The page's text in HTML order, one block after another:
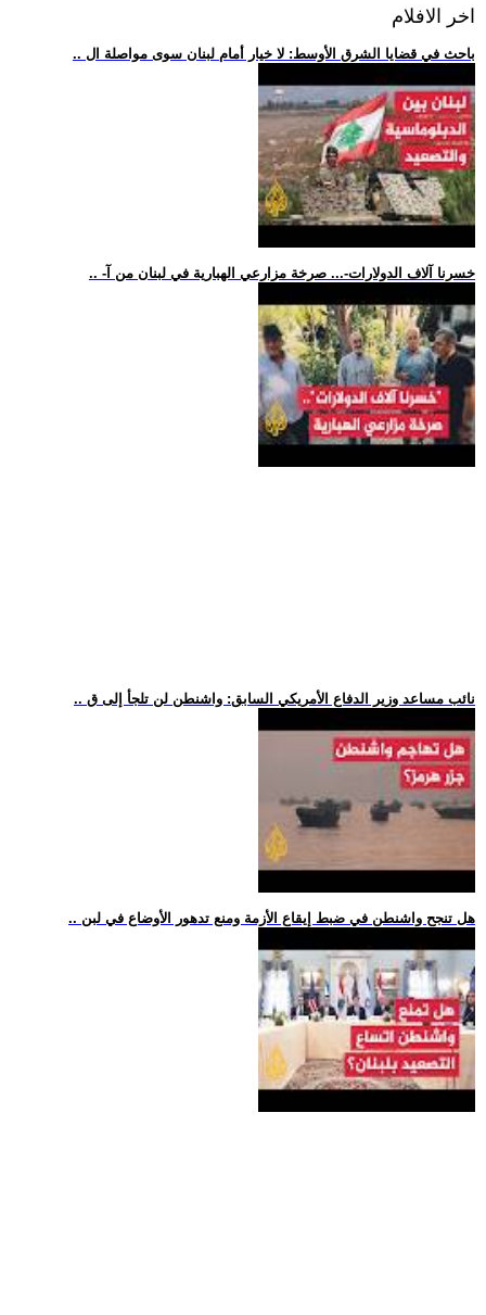
اخر الافلام
.. باحث في قضايا الشرق الأوسط: لا خيار أمام لبنان سوى مواصلة ال
.. -خسرنا آلاف الدولارات-... صرخة مزارعي الهبارية في لبنان من آ
.. نائب مساعد وزير الدفاع الأمريكي السابق: واشنطن لن تلجأ إلى ق
.. هل تنجح واشنطن في ضبط إيقاع الأزمة ومنع تدهور الأوضاع في لبن